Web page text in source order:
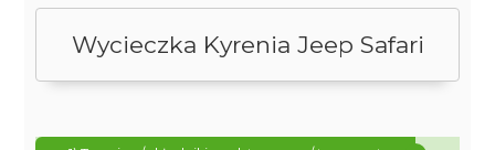
Wycieczka Kyrenia Jeep Safari